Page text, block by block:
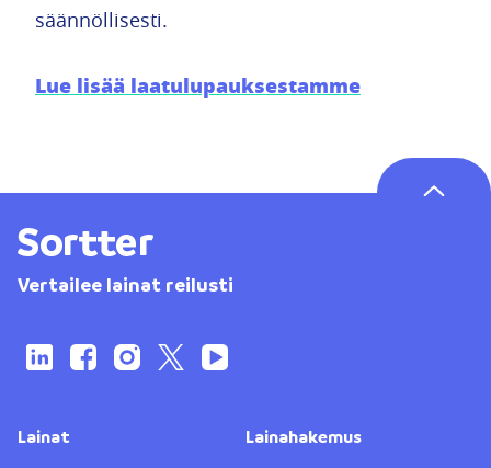
säännöllisesti.
Lue lisää laatulupauksestamme
Vertailee lainat reilusti
Lainat
Lainahakemus